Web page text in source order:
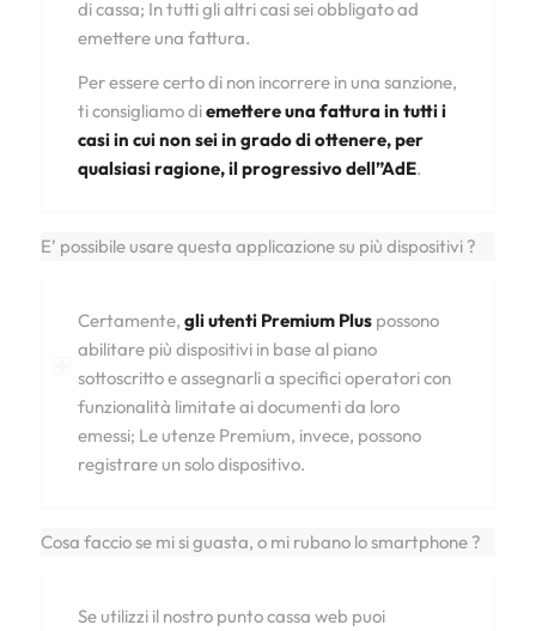
di cassa; In tutti gli altri casi sei obbligato ad
emettere una fattura.
Per essere certo di non incorrere in una sanzione,
ti consigliamo diemettere una fattura in tutti i
casi in cui non sei in grado di ottenere, per
qualsiasi ragione, il progressivo dell”AdE.
E’ possibile usare questa applicazione su più dispositivi ?
Certamente, gli utenti Premium Pluspossono
abilitare più dispositivi in base al piano
sottoscritto e assegnarli a specifici operatori con
funzionalità limitate ai documenti da loro
emessi; Le utenze Premium, invece, possono
registrare un solo dispositivo.
Cosa faccio se mi si guasta, o mi rubano lo smartphone ?
Se utilizzi il nostro punto cassa web puoi